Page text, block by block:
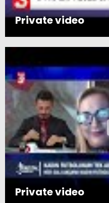
Private video
Private video